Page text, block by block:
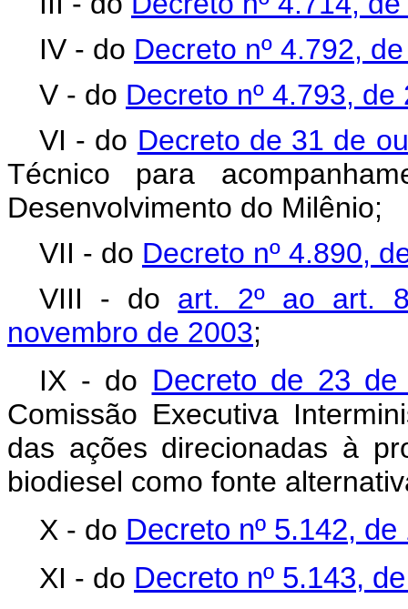
IV - do Decreto nº 4.792,
V - do Decreto nº 4.793,
VI - do Decreto de 31 de
Técnico para
Desenvolvimento do Milênio;
VII - do Decreto nº 4.890,
VIII - do art. 2º ao art.
novembro de 2003;
IX - do Decreto de 23
Comissão Executiva Interm
das ações direcionadas à
biodiesel como fonte
X - do Decreto nº 5.142,
XI - do Decreto nº 5.143,